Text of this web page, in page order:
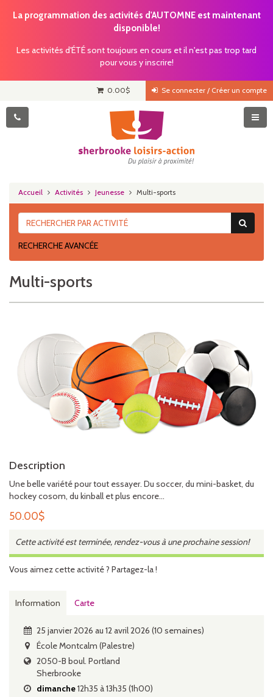
La programmation des activités d'AUTOMNE est maintenant
disponible!
Les activités d'ÉTÉ sont toujours en cours et il n'est pas trop tard
pour vous y inscrire!
Se connecter / Créer un compte
0.00$
Accueil Activités Jeunesse Multi-sports
RECHERCHE AVANCÉE
Multi-sports
Description
Une belle variété pour tout essayer. Du soccer, du mini-basket, du
hockey cosom, du kinball et plus encore…
50.00$
Cette activité est terminée, rendez-vous à une prochaine session!
Vous aimez cette activité ? Partagez-la !
Information Carte
25 janvier 2026 au 12 avril 2026 (10 semaines)
École Montcalm (Palestre)
2050-B boul. Portland
Sherbrooke
dimanche12h35 à 13h35 (1h00)